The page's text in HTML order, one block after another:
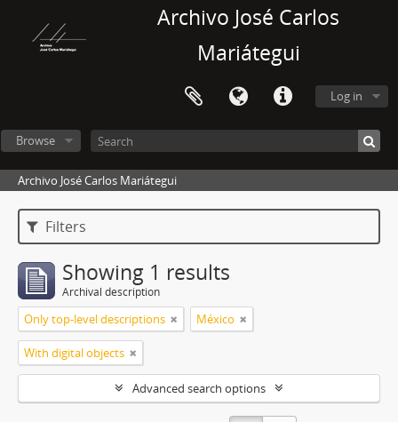
Archivo José Carlos
Mariátegui
Log in
Browse
Archivo José Carlos Mariátegui
Filters
Showing 1 results
Archival description
Only top-level descriptions México
With digital objects
Advanced search options